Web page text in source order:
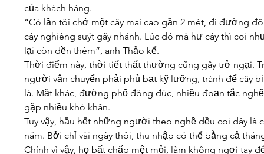
của khách hàng.
“Có lần tôi chở một cây mai cao gần 2 mét, đi đường
cây nghiêng suýt gãy nhánh. Lúc đó mà hư cây thì coi
lại còn đền thêm”, anh Thảo kể.
Thời điểm này, thời tiết thất thường cũng gây trở ngại.
người vận chuyển phải phủ bạt kỹ lưỡng, tránh để cây
lá. Mặt khác, đường phố đông đúc, nhiều đoạn tắc
gặp nhiều khó khăn.
Tuy vậy, hầu hết những người theo nghề đều coi đây là
năm. Bởi chỉ vài ngày thôi, thu nhập có thể bằng cả
Chính vì vậy, họ bất chấp mệt mỏi, làm không ngơi tay